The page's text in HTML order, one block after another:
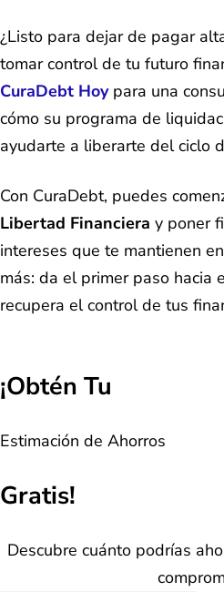
¿Listo para dejar de pagar
tomar control de tu futuro
CuraDebt Hoypara una
cómo su programa de
ayudarte a liberarte del ciclo
Con CuraDebt, puedes
Libertad Financiera y poner
intereses que te mantienen
más: da el primer paso hacia
recupera el control de tus
¡Obtén Tu
Estimación de Ahorros
Gratis!
Descubre cuánto podrías